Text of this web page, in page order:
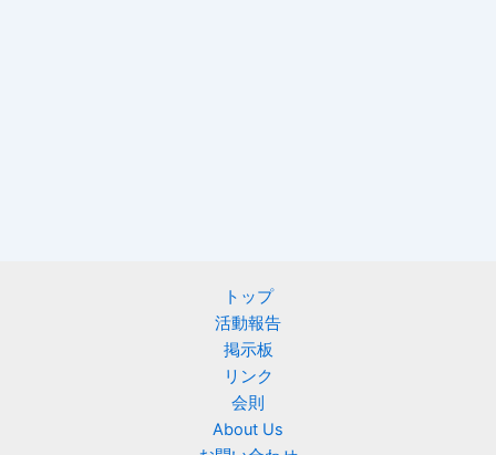
トップ
活動報告
掲示板
リンク
会則
About Us